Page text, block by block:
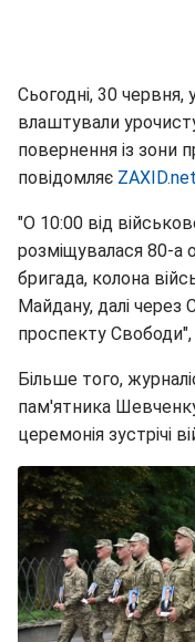
Сьогодні, 30 червня,
влаштували
повернення із зони
повідомляє ZAXID.net
"О 10:00 від
розміщувалася 80-
бригада, колона
Майдану, далі
проспекту
Більше того,
пам'ятника
церемонія зустрічі